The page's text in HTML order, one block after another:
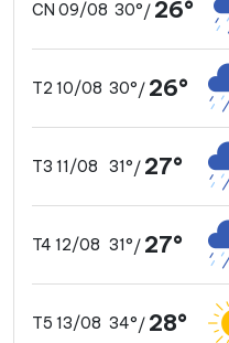
CN 09/08 30°/ 26°
T2 10/08 30°/ 26°
T3 11/08 31°/ 27°
T4 12/08 31°/ 27°
T5 13/08 34°/ 28°